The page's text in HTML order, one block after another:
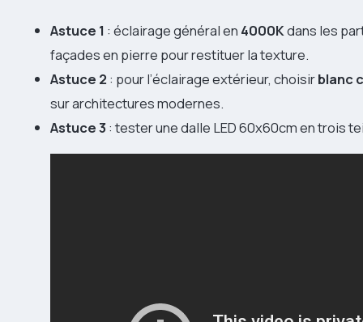
Astuce 1 : éclairage général en 4000Kdans les
façades en pierre pour restituer la texture.
Astuce 2 : pour l’éclairage extérieur, choisirblanc
sur architectures modernes.
Astuce 3 : tester une dalle LED 60x60cm en trois